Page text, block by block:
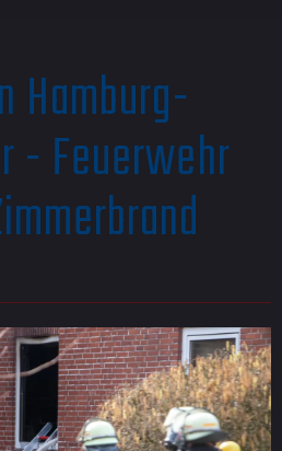
Hamburg-
- Feuerwehr